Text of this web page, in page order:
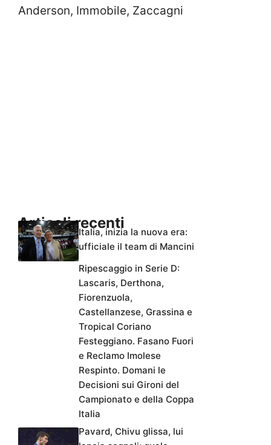
Anderson, Immobile, Zaccagni
Articoli recenti
Italia, inizia la nuova era:
ufficiale il team di Mancini
Ripescaggio in Serie D:
Lascaris, Derthona,
Fiorenzuola,
Castellanzese, Grassina e
Tropical Coriano
Festeggiano. Fasano Fuori
e Reclamo Imolese
Respinto. Domani le
Decisioni sui Gironi del
Campionato e della Coppa
Italia
Pavard, Chivu glissa, lui